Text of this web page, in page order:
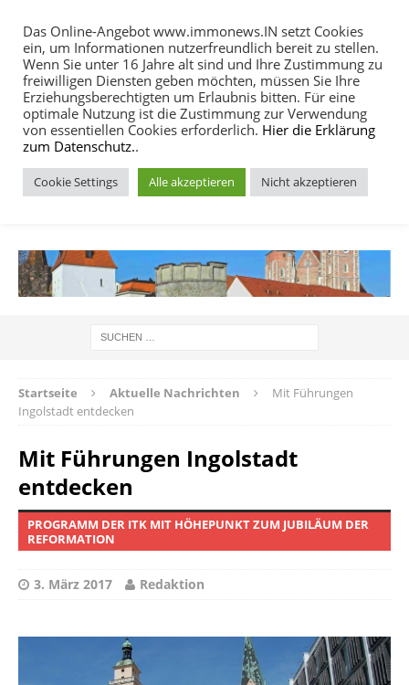
MENU
Startseite Aktuelle Nachrichten
Mit Führungen
Ingolstadt entdecken
Mit Führungen Ingolstadt
entdecken
PROGRAMM DER ITK MIT HÖHEPUNKT ZUM JUBILÄUM DER
REFORMATION
3. März 2017 Redaktion
Das Online-Angebot www.immonews.IN setzt Cookies
ein, um Informationen nutzerfreundlich bereit zu stellen.
Wenn Sie unter 16 Jahre alt sind und Ihre Zustimmung zu
freiwilligen Diensten geben möchten, müssen Sie Ihre
Erziehungsberechtigten um Erlaubnis bitten. Für eine
optimale Nutzung ist die Zustimmung zur Verwendung
von essentiellen Cookies erforderlich. Hier die Erklärung
zum Datenschutz..
Cookie Settings Alle akzeptieren Nicht akzeptieren